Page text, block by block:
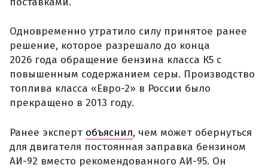
Одновременно утратило силу принятое ранее
решение, которое разрешало до конца
2026 года обращение бензина класса К5 с
повышенным содержанием серы. Производство
топлива класса «Евро-2» в России было
прекращено в 2013 году.
Ранее эксперт объяснил, чем может обернуться
для двигателя постоянная заправка бензином
АИ-92 вместо рекомендованного АИ-95. Он